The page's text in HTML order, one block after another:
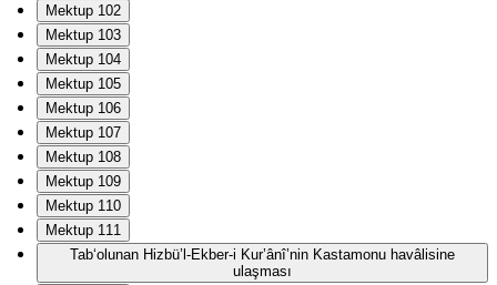
Mektup 102
Mektup 103
Mektup 104
Mektup 105
Mektup 106
Mektup 107
Mektup 108
Mektup 109
Mektup 110
Mektup 111
Tab‘olunan Hizbü’l-Ekber-i Kur’ânî’nin Kastamonu havâlisine
ulaşması